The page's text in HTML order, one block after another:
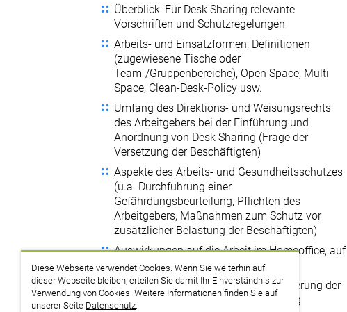
Diese Webseite verwendet Cookies. Wenn Sie weiterhin auf
dieser Webseite bleiben, erteilen Sie damit Ihr Einverständnis zur
Verwendung von Cookies. Weitere Informationen finden Sie auf
unserer Seite Datenschutz.
Überblick: Für Desk Sharing relevante
Vorschriften und Schutzregelungen
Arbeits- und Einsatzformen, Definitionen
(zugewiesene Tische oder
Team-/Gruppenbereiche), Open Space, Multi
Space, Clean-Desk-Policy usw.
Umfang des Direktions- und Weisungsrechts
des Arbeitgebers bei der Einführung und
Anordnung von Desk Sharing (Frage der
Versetzung der Beschäftigten)
Aspekte des Arbeits- und Gesundheitsschutzes
(u.a. Durchführung einer
Gefährdungsbeurteilung, Pflichten des
Arbeitgebers, Maßnahmen zum Schutz vor
zusätzlicher Belastung der Beschäftigten)
Auswirkungen auf die Arbeit im Homeoffice, auf
mobile oder Telearbeit
Einführung von Desk Sharing als Änderung der
Arbeitsorganisation, Betriebsänderung